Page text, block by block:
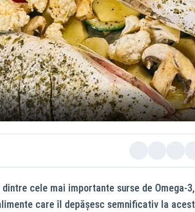
cele mai importante surse de Omega-3,
care îl depășesc semnificativ la acest